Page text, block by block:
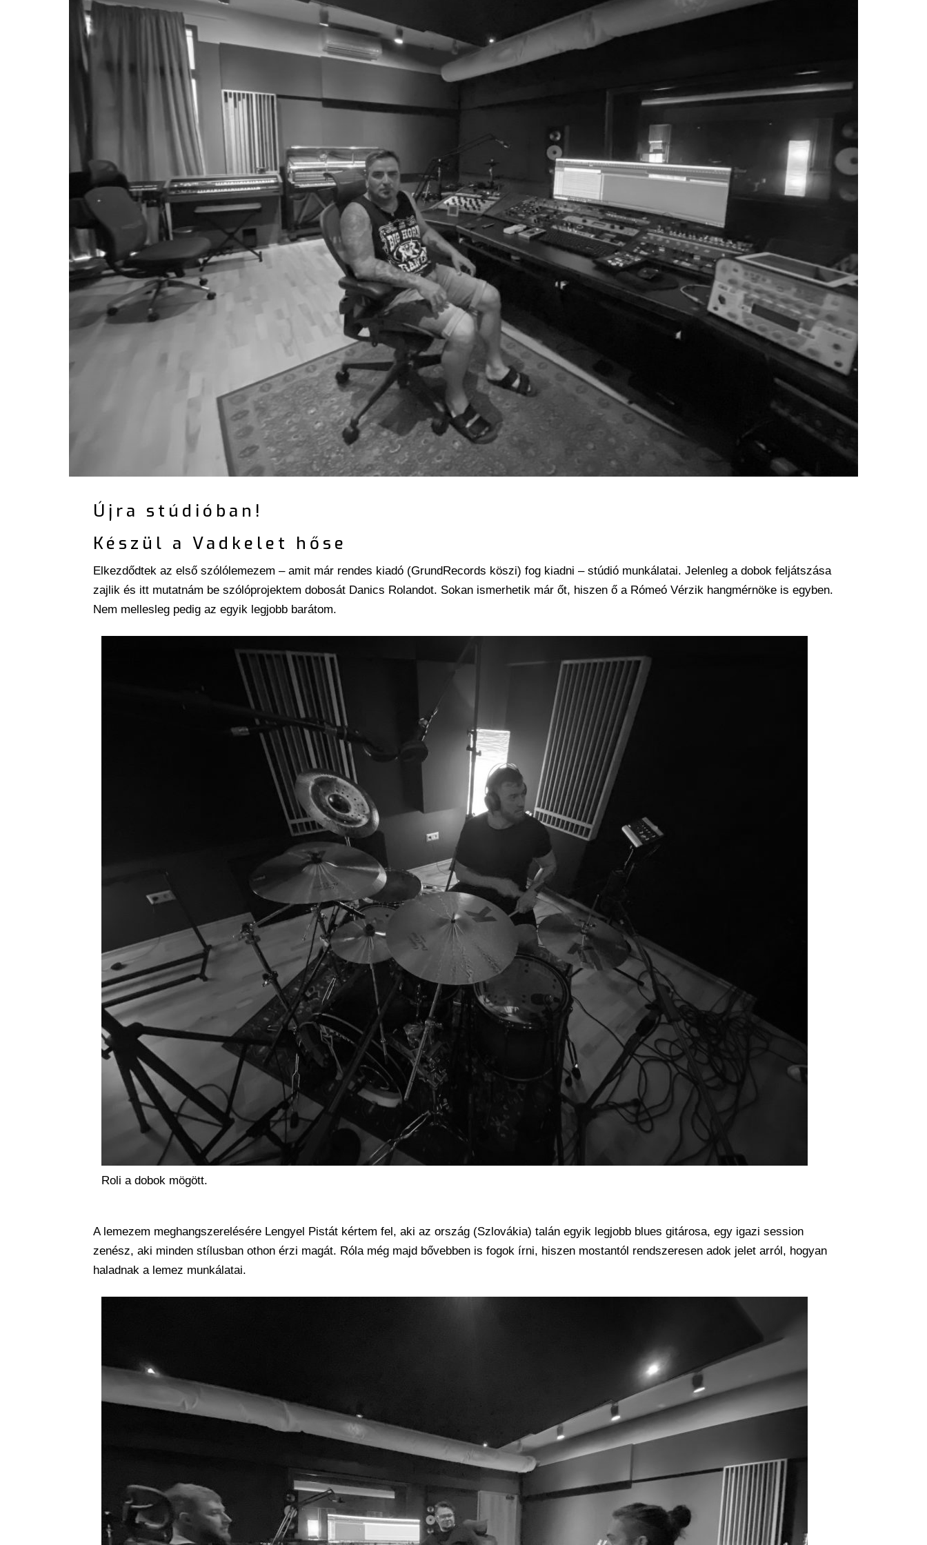
Újra stúdióban!
Készül a Vadkelet hőse
Elkezdődtek az első szólólemezem – amit már rendes kiadó (GrundRecords köszi) fog kiadni – stúdió munkálatai. Jelenleg a dobok feljátszása
zajlik és itt mutatnám be szólóprojektem dobosát Danics Rolandot. Sokan ismerhetik már őt, hiszen ő a Rómeó Vérzik hangmérnöke is egyben.
Nem mellesleg pedig az egyik legjobb barátom.
Roli a dobok mögött.
A lemezem meghangszerelésére Lengyel Pistát kértem fel, aki az ország (Szlovákia) talán egyik legjobb blues gitárosa, egy igazi session
zenész, aki minden stílusban othon érzi magát. Róla még majd bővebben is fogok írni, hiszen mostantól rendszeresen adok jelet arról, hogyan
haladnak a lemez munkálatai.